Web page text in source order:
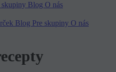
skupiny Blog O nás
Blog Pre skupiny O nás